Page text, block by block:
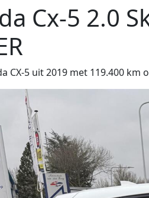
Cx-5 2.0
CX-5 uit 2019 met 119.400